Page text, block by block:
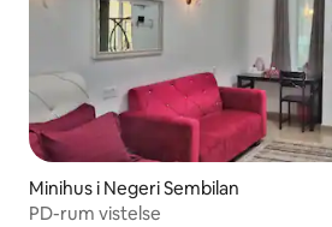
Minihus i Negeri Sembilan
PD-rum vistelse